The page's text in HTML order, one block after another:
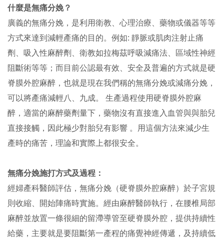
什麼是無痛分娩？
廣義的無痛分娩，是利用衛教、心理治療、藥物或儀器等等
方式來達到減輕產痛的目的。例如: 靜脈或肌肉注射止痛
劑、吸入性麻醉劑、衛教如拉梅茲呼吸減痛法、區域性神經
阻斷術等等；而目前公認最有效、安全及普遍的方式就是硬
脊膜外腔麻醉，也就是現在我們稱的無痛分娩或減痛分娩，
可以將產痛減輕八、九成。 生產過程使用硬脊膜外腔麻
醉，適當的麻醉藥劑量下，藥物沒有直接進入血管與與胎兒
直接接觸，因此極少對胎兒有影響 。用這個方法來減少生
產時的痛苦，理論和實際上都很安全。
無痛分娩施打方式及過程：
經婦產科醫師評估，無痛分娩（硬脊膜外腔麻醉）於子宮規
則收縮、開始陣痛時實施。經由麻醉醫師執行，在腰椎局部
麻醉並放置一條很細的留滯導管至硬脊膜外腔，提供持續性
給藥，主要就是要阻斷第一產程的痛覺神經傳遞，及持續低